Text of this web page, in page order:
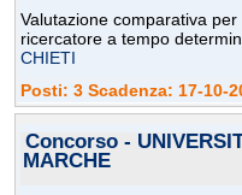
Valutazione comparativa
ricercatore a tempo
CHIETI
Posti: 3 Scadenza: 17-10-
Concorso -
MARCHE